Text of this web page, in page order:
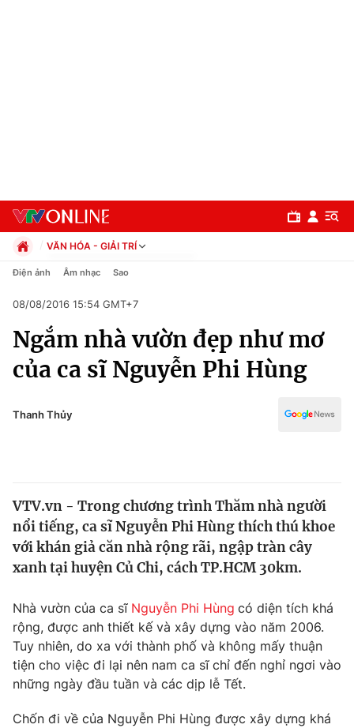
Chuyên mục
Chính trị
Thế giới
Tin tức
Thế giới đó đây
Câu chuyện quốc tế
Tài chính
Thị trường
Góc doanh nghiệp
Dữ liệu và đời sống
Truyền hình
Phim VTV
VĂN HÓA - GIẢI TRÍ
Chính trị
Pháp luật
Kinh tế
Thể thao
Truyền hình
Y tế
Điện ảnh Âm nhạc Sao
08/08/2016 15:54 GMT+7
Ngắm nhà vườn đẹp như mơ
của ca sĩ Nguyễn Phi Hùng
Thanh Thủy
VTV.vn - Trong chương trình Thăm nhà người
nổi tiếng, ca sĩ Nguyễn Phi Hùng thích thú khoe
với khán giả căn nhà rộng rãi, ngập tràn cây
xanh tại huyện Củ Chi, cách TP.HCM 30km.
Nhà vườn của ca sĩ Nguyễn Phi Hùng có diện tích khá
rộng, được anh thiết kế và xây dựng vào năm 2006.
Tuy nhiên, do xa với thành phố và không mấy thuận
tiện cho việc đi lại nên nam ca sĩ chỉ đến nghỉ ngơi vào
những ngày đầu tuần và các dịp lễ Tết.
Chốn đi về của Nguyễn Phi Hùng được xây dựng khá